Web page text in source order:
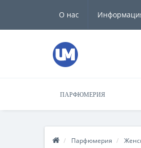
О нас
ПАРФЮМЕРИЯ
Парфюмерия